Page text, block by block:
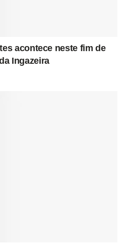
acontece neste fim de
Ingazeira